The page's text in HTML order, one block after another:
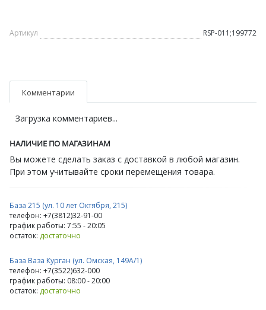
Артикул RSP-011;199772
Комментарии
Загрузка комментариев...
НАЛИЧИЕ ПО МАГАЗИНАМ
Вы можете сделать заказ с доставкой в любой магазин.
При этом учитывайте сроки перемещения товара.
База 215 (ул. 10 лет Октября, 215)
телефон: +7(3812)32-91-00
график работы: 7:55 - 20:05
остаток: достаточно
База Ваза Курган (ул. Омская, 149А/1)
телефон: +7(3522)632-000
график работы: 08:00 - 20:00
остаток: достаточно